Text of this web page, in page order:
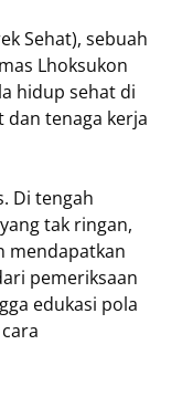
Sehat), sebuah
Lhoksukon
hidup sehat di
dan tenaga kerja
Di tengah
tak ringan,
mendapatkan
pemeriksaan
edukasi pola